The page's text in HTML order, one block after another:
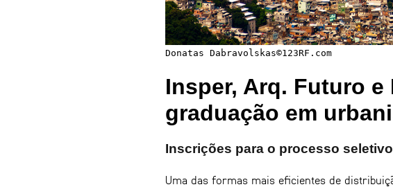
Donatas Dabravolskas©️123RF.com
Insper, Arq. Futuro
graduação em
Inscrições para o processo
Uma das formas mais eficientes de